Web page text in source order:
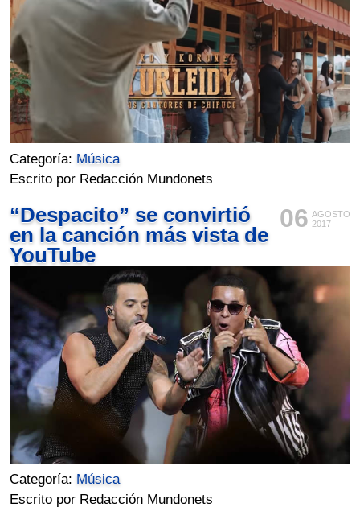
Categoría: Música
Escrito por Redacción Mundonets
06 AGOSTO
2017
“Despacito” se convirtió
en la canción más vista de
YouTube
Categoría: Música
Escrito por Redacción Mundonets